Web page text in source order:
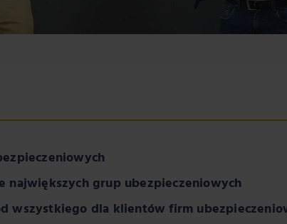
największych grup ubezpieczeniowych
wszystkiego dla klientów firm